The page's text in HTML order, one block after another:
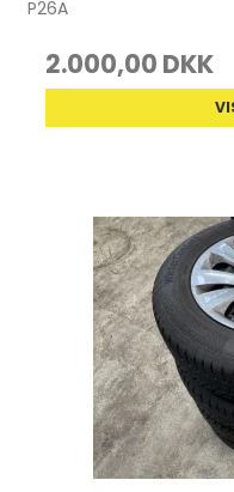
P26A
2.000,00 DKK